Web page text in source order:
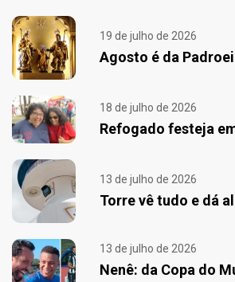
19 de julho de 2026
Agosto é da
18 de julho de 2026
Refogado festeja
13 de julho de 2026
Torre vê tudo e dá
13 de julho de 2026
Nenê: da Copa do